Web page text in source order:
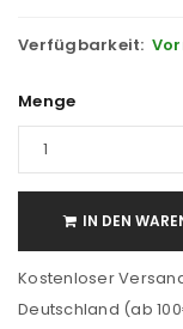
Verfügbarkeit:
Menge
IN DEN
Kostenloser
Deutschland (ab